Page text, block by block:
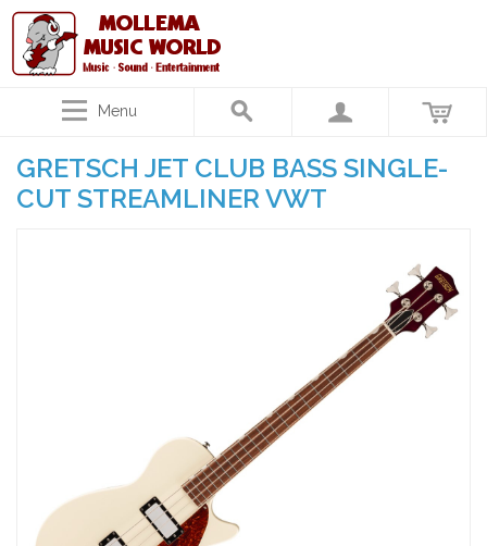
Menu
GRETSCH JET CLUB BASS SINGLE-
CUT STREAMLINER VWT